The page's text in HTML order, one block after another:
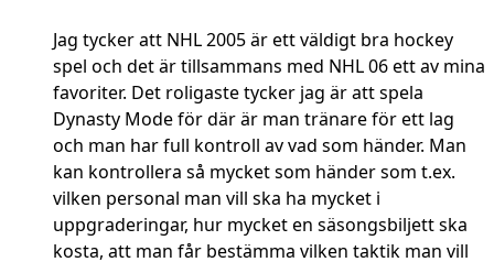
Jag tycker att NHL 2005 är ett väldigt bra hockey
spel och det är tillsammans med NHL 06 ett av mina
favoriter. Det roligaste tycker jag är att spela
Dynasty Mode för där är man tränare för ett lag
och man har full kontroll av vad som händer. Man
kan kontrollera så mycket som händer som t.ex.
vilken personal man vill ska ha mycket i
uppgraderingar, hur mycket en säsongsbiljett ska
kosta, att man får bestämma vilken taktik man vill